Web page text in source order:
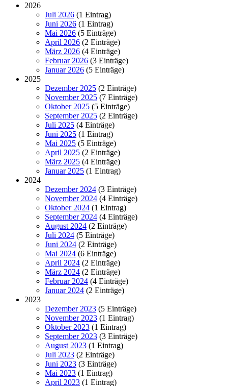
2026
Juli 2026 (1 Eintrag)
Juni 2026 (1 Eintrag)
Mai 2026 (5 Einträge)
April 2026 (2 Einträge)
März 2026 (4 Einträge)
Februar 2026 (3 Einträge)
Januar 2026 (5 Einträge)
2025
Dezember 2025 (2 Einträge)
November 2025 (7 Einträge)
Oktober 2025 (5 Einträge)
September 2025 (2 Einträge)
Juli 2025 (4 Einträge)
Juni 2025 (1 Eintrag)
Mai 2025 (5 Einträge)
April 2025 (2 Einträge)
März 2025 (4 Einträge)
Januar 2025 (1 Eintrag)
2024
Dezember 2024 (3 Einträge)
November 2024 (4 Einträge)
Oktober 2024 (1 Eintrag)
September 2024 (4 Einträge)
August 2024 (2 Einträge)
Juli 2024 (5 Einträge)
Juni 2024 (2 Einträge)
Mai 2024 (6 Einträge)
April 2024 (2 Einträge)
März 2024 (2 Einträge)
Februar 2024 (4 Einträge)
Januar 2024 (2 Einträge)
2023
Dezember 2023 (5 Einträge)
November 2023 (1 Eintrag)
Oktober 2023 (1 Eintrag)
September 2023 (3 Einträge)
August 2023 (1 Eintrag)
Juli 2023 (2 Einträge)
Juni 2023 (3 Einträge)
Mai 2023 (1 Eintrag)
April 2023 (1 Eintrag)